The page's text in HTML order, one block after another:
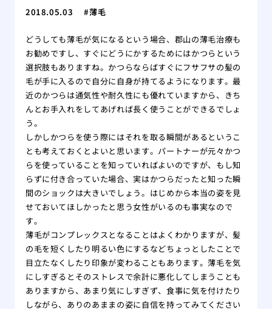
2018.05.03 薄毛
どうしても薄毛が気になるという場合、郡山の薄毛治療も
お勧めですし、すぐにどうにかするためにはかつらという
選択肢もありますね。かつらならばすぐにフサフサの髪の
毛が手に入るので自分に自身が持てるようになります。最
近のかつらは通気性や耐久性にも優れていますから、きち
んとお手入れをしてあげれば長く使うことができるでしょ
う。
しかしかつらを使う際にはそれを取る瞬間があるというこ
とも考えておくとよいと思います。パートナーが元々かつ
らを使っていることを知っていればよいのですが、もし知
らずに付き合っていた場合、実はかつらだったと知った瞬
間のショックは大きいでしょう。はじめから本当の姿を見
せておいてほしかったと思う女性がいるのも事実なので
す。
薄毛がコンプレックスとなることはよくわかりますが、髪
の毛を短くしたり明るい色にするなどちょっとしたことで
目立たなくしたり印象が変わることもあります。薄毛を気
にしすぎるとそのストレスで余計に悪化してしまうことも
ありますから、あまり気にしすぎず、食事に気を付けたり
しながら、ありのあままの姿に自信を持ってみてください